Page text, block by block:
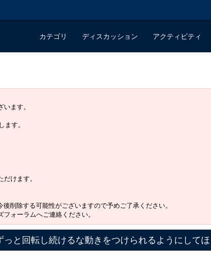
カテゴリ ディスカッション アクティビティ
ます。
ます。
けます。
削除する可能性がございますので予めご了承ください。
ォーラムへご連絡ください。
と回転し続けるな動きをつけられるようにして